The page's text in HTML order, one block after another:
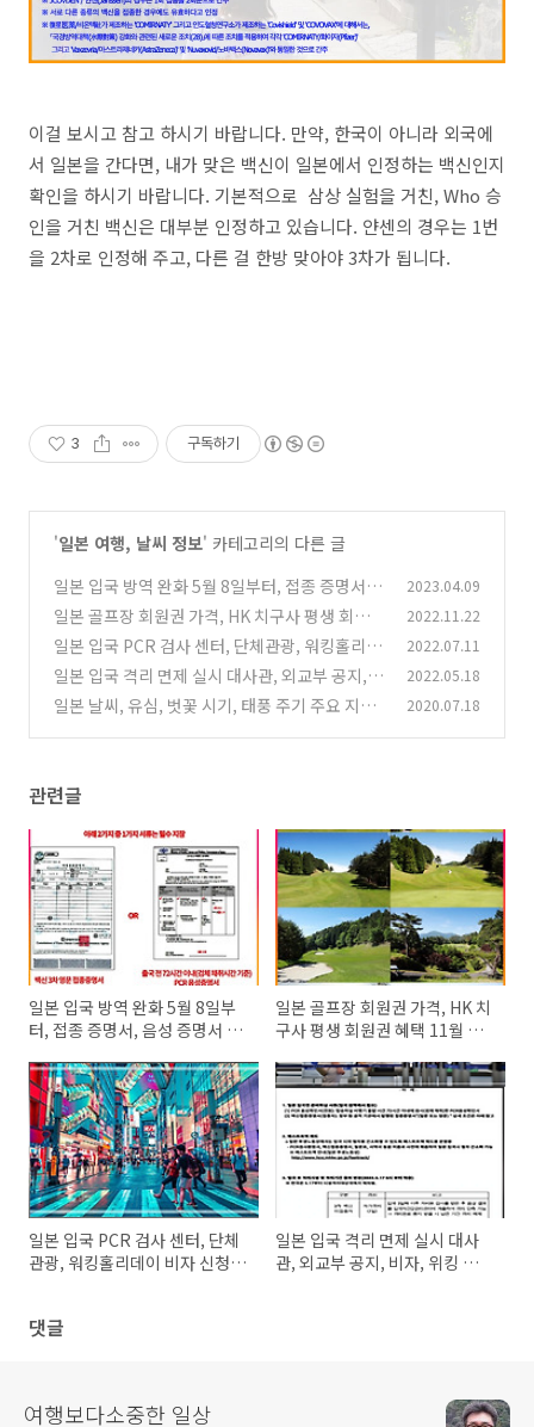
이걸 보시고 참고 하시기 바랍니다. 만약, 한국이 아니라 외국에
서 일본을 간다면, 내가 맞은 백신이 일본에서 인정하는 백신인지
확인을 하시기 바랍니다. 기본적으로 삼상 실험을 거친, Who 승
인을 거친 백신은 대부분 인정하고 있습니다. 얀센의 경우는 1번
을 2차로 인정해 주고, 다른 걸 한방 맞아야 3차가 됩니다.
3 구독하기
'일본 여행, 날씨 정보' 카테고리의 다른 글
일본 입국 방역 완화 5월 8일부터, 접종 증명서,
음성 증명서 제출 폐지 (4)
2023.04.09
일본 골프장 회원권 가격, HK 치구사 평생 회원권
혜택 11월 완료
(2)
2022.11.22
일본 입국 PCR 검사 센터, 단체관광, 워킹홀리데
이 비자 신청 정보
(1)
2022.07.11
일본 입국 격리 면제 실시 대사관, 외교부 공지,
비자, 위킹 홀리데이 현황
(1)
2022.05.18
일본 날씨, 유심, 벗꽃 시기, 태풍 주기 주요 지역
2020.07.18
관련글
일본 입국 방역 완화 5월 8일부
터, 접종 증명서, 음성 증명서 제
일본 골프장 회원권 가격, HK 치
구사 평생 회원권 혜택 11월 완
일본 입국 PCR 검사 센터, 단체
관광, 워킹홀리데이 비자 신청
일본 입국 격리 면제 실시 대사
관, 외교부 공지, 비자, 위킹 홀리
댓글
여행보다소중한 일상